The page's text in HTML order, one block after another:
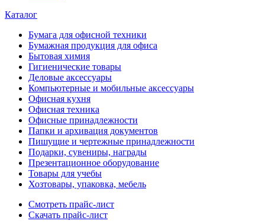
Каталог
Бумага для офисной техники
Бумажная продукция для офиса
Бытовая химия
Гигиенические товары
Деловые аксессуары
Компьютерные и мобильные аксессуары
Офисная кухня
Офисная техника
Офисные принадлежности
Папки и архивация документов
Пишущие и чертежные принадлежности
Подарки, сувениры, награды
Презентационное оборудование
Товары для учебы
Хозтовары, упаковка, мебель
Смотреть прайс-лист
Скачать прайс-лист